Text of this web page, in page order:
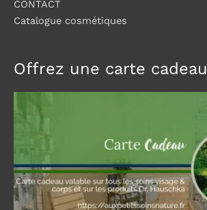
CONTACT
Catalogue cosmétiques
Offrez une carte cadeau